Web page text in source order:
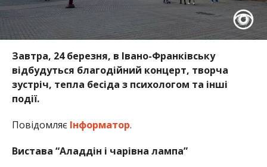
Завтра, 24 березня, в Івано-Франківську
відбудуться благодійний концерт, творча
зустріч, тепла бесіда з психологом та інші
події.
Повідомляє Інформатор.
Вистава “Аладдін і чарівна лампа”